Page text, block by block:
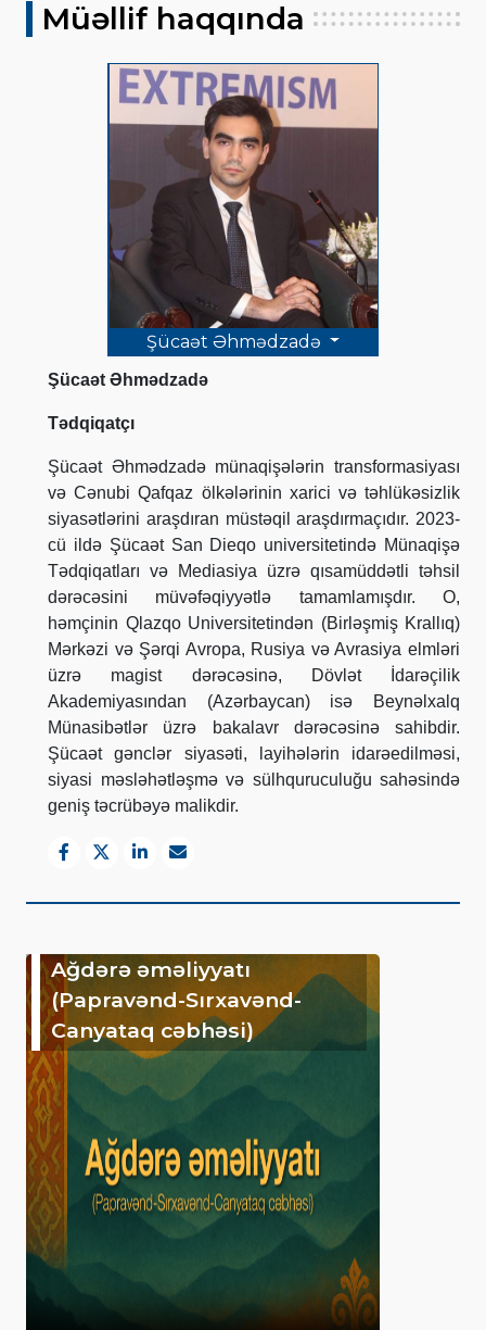
Müəllif haqqında
Şücaət Əhmədzadə
Şücaət Əhmədzadə
Tədqiqatçı
Şücaət Əhmədzadə münaqişələrin transformasiyası
və Cənubi Qafqaz ölkələrinin xarici və təhlükəsizlik
siyasətlərini araşdıran müstəqil araşdırmaçıdır. 2023-
cü ildə Şücaət San Dieqo universitetində Münaqişə
Tədqiqatları və Mediasiya üzrə qısamüddətli təhsil
dərəcəsini müvəfəqiyyətlə tamamlamışdır. O,
həmçinin Qlazqo Universitetindən (Birləşmiş Krallıq)
Mərkəzi və Şərqi Avropa, Rusiya və Avrasiya elmləri
üzrə magist dərəcəsinə, Dövlət İdarəçilik
Akademiyasından (Azərbaycan) isə Beynəlxalq
Münasibətlər üzrə bakalavr dərəcəsinə sahibdir.
Şücaət gənclər siyasəti, layihələrin idarəedilməsi,
siyasi məsləhətləşmə və sülhquruculuğu sahəsində
geniş təcrübəyə malikdir.
Ağdərə əməliyyatı
(Papravənd-Sırxavənd-
Canyataq cəbhəsi)